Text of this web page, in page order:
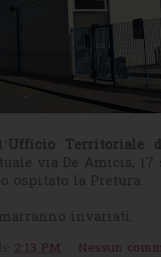
l’Ufficio Territoriale
via De Amicis,
ospitato la Pretura.
invariati.
2:13 PM Nessun